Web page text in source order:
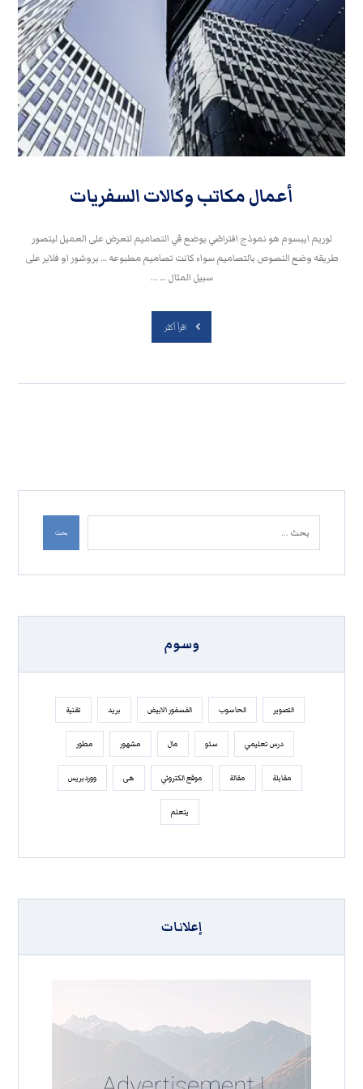
أعمال مكاتب وكالات السفريات
لوريم ايبسوم هو نموذج افتراضي يوضع في التصاميم لتعرض على العميل ليتصور
طريقه وضع النصوص بالتصاميم سواء كانت تصاميم مطبوعه … بروشور او فلاير على
سبيل المثال … ...
اقرأ أكثر
بحث
وسوم
التصوير الحاسوب الفسفور الابيض بريد تقنية
درس تعليمي سئو مال مشهور مطور
مقابلة مقالة موقع الكتروني هی ووردبريس
يتعلم
إعلانات